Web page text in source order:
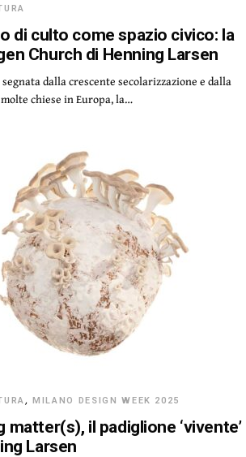
di culto come spazio civico: la
Church di Henning Larsen
segnata dalla crescente secolarizzazione e dalla
chiese in Europa, la…
,MILANO DESIGN WEEK 2025
matter(s), il padiglione ‘vivente’
Larsen